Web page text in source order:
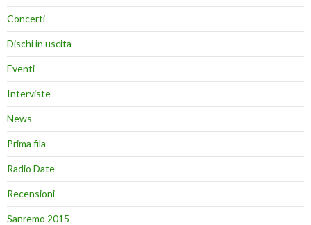
Concerti
Dischi in uscita
Eventi
Interviste
News
Prima fila
Radio Date
Recensioni
Sanremo 2015